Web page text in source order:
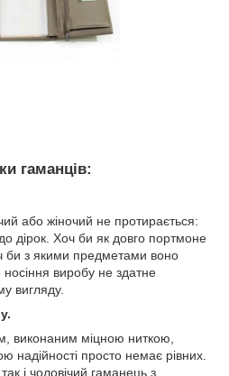
гаманців:
або жіночий не протирається:
дірок. Хоч би як довго портмоне
би з якими предметами воно
виробу не здатне
вигляду.
виконаним міцною ниткою,
надійності просто немає рівних.
і чоловічий гаманець з